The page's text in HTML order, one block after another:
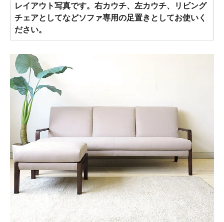
レイアウト写真です。右カウチ、左カウチ、リビング
チェアとしてなどソファ専用の足置きとしてお使いく
ださい。